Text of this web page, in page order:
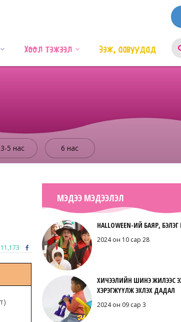
Хоол тэжээл Ээж, аавуудад
3-5 нас 6 нас
11,173
МЭДЭЭ МЭДЭЭЛЭЛ
HALLOWEEN-ИЙ БАЯР,
2024 он 10 сар 28
ХИЧЭЭЛИЙН ШИНЭ ЖИЛЭЭС
ХЭРЭГЖҮҮЛЖ ЭХЛЭХ ДАДАЛ
2024 он 09 сар 3